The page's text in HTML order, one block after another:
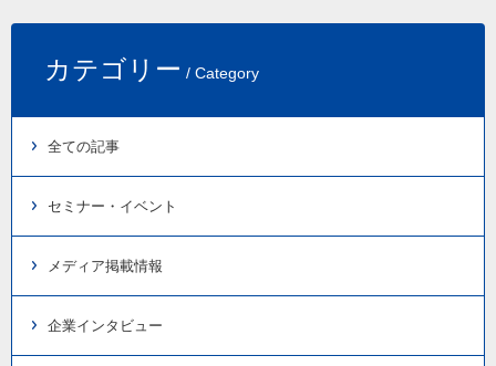
カテゴリー / Category
全ての記事
セミナー・イベント
メディア掲載情報
企業インタビュー